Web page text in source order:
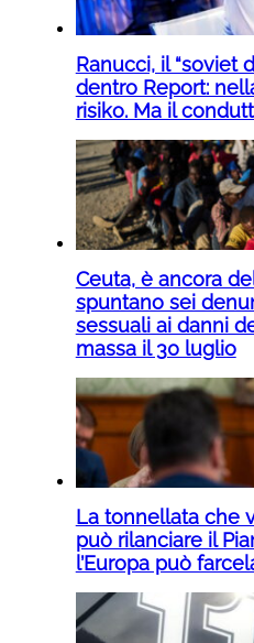
Ranucci, il “soviet
dentro Report:
risiko. Ma il
Ceuta, è ancora
spuntano sei
sessuali ai danni
massa il 30 luglio
La tonnellata che
può rilanciare il
l’Europa può